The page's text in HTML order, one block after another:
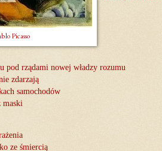
Picasso
pod rządami nowej władzy rozumu
zdarzają
samochodów
maski
ze śmiercią